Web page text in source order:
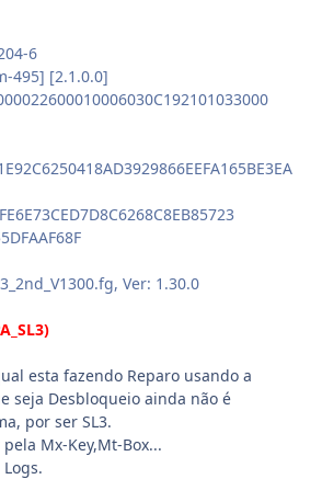
6
495] [2.1.0.0]
Ver: 1.30.0
esta fazendo Reparo usando a
seja Desbloqueio ainda não é
por ser SL3.
Mx-Key,Mt-Box...